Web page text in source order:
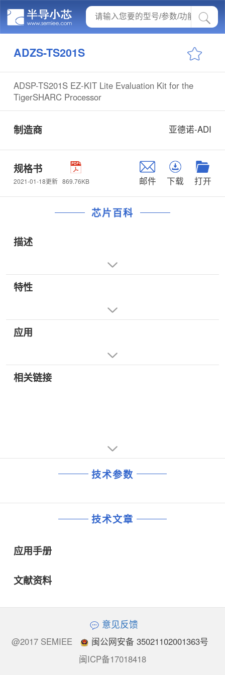
ADZS-TS201S
ADSP-TS201S EZ-KIT Lite Evaluation Kit for the
TigerSHARC Processor
制造商 亚德诺-ADI
规格书
2021-01-18更新 869.76KB 邮件 下载 打开
芯片百科
描述
特性
应用
相关链接
技术参数
技术文章
应用手册
文献资料
意见反馈
@2017 SEMIEE
闽公网安备 35021102001363号
闽ICP备17018418